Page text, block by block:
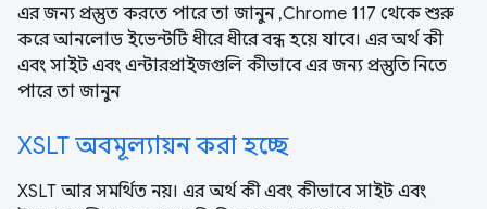
এর জন্য প্রস্তুত করতে পারে তা জানুন ,Chrome 117 থেকে শুরু
করে আনলোড ইভেন্টটি ধীরে ধীরে বন্ধ হয়ে যাবে। এর অর্থ কী
এবং সাইট এবং এন্টারপ্রাইজগুলি কীভাবে এর জন্য প্রস্তুতি নিতে
পারে তা জানুন
XSLT অবমূল্যায়ন করা হচ্ছে
XSLT আর সমর্থিত নয়। এর অর্থ কী এবং কীভাবে সাইট এবং